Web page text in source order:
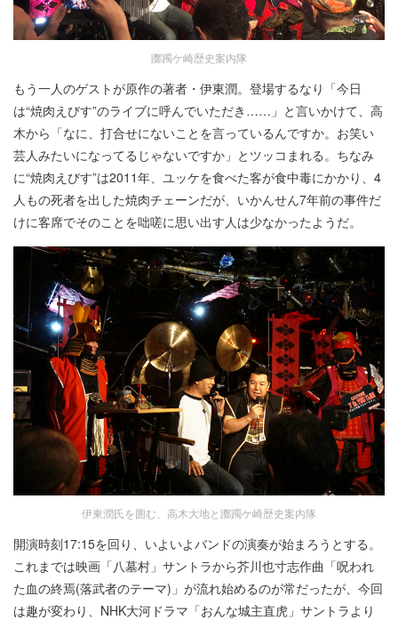
躑躅ケ崎歴史案内隊
もう一人のゲストが原作の著者・伊東潤。登場するなり「今日
は“焼肉えびす”のライブに呼んでいただき……」と言いかけて、高
木から「なに、打合せにないことを言っているんですか。お笑い
芸人みたいになってるじゃないですか」とツッコまれる。ちなみ
に“焼肉えびす”は2011年、ユッケを食べた客が食中毒にかかり、4
人もの死者を出した焼肉チェーンだが、いかんせん7年前の事件だ
けに客席でそのことを咄嗟に思い出す人は少なかったようだ。
伊東潤氏を囲む、高木大地と躑躅ケ崎歴史案内隊
開演時刻17:15を回り、いよいよバンドの演奏が始まろうとする。
これまでは映画「八墓村」サントラから芥川也寸志作曲「呪われ
た血の終焉(落武者のテーマ)」が流れ始めるのが常だったが、今回
は趣が変わり、NHK大河ドラマ「おんな城主直虎」サントラより